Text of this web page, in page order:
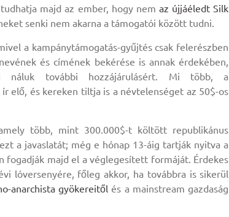
majd az ember, hogy nemaz újjáéledt Silk
senki nem akarna a támogatói között tudni.
a kampánytámogatás-gyűjtés csak felerészben
és címének bekérése is annak érdekében,
náluk további hozzájárulásért. Mi több, a
elő, és kereken tiltja is a névtelenséget az 50$-os
több, mint 300.000$-t költött republikánus
a javaslatát; még e hónap 13-áig tartják nyitva a
fogadják majd el a véglegesített formáját. Érdekes
lóversenyére, főleg akkor, ha továbbra is sikerül
anarchista gyökereitől és a mainstream gazdaság